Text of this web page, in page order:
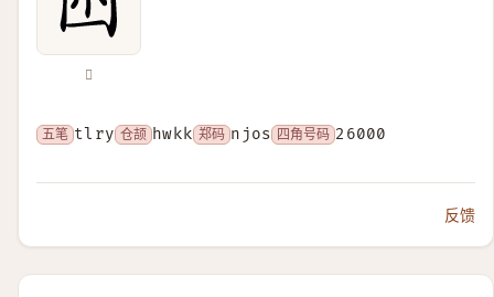
𡆧
五笔 tlry 仓颉 hwkk 郑码 njos 四角号码 26000
反馈